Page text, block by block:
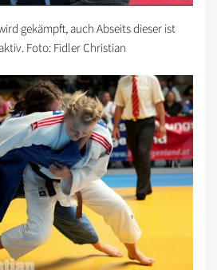
gekämpft, auch Abseits dieser ist
Foto: Fidler Christian